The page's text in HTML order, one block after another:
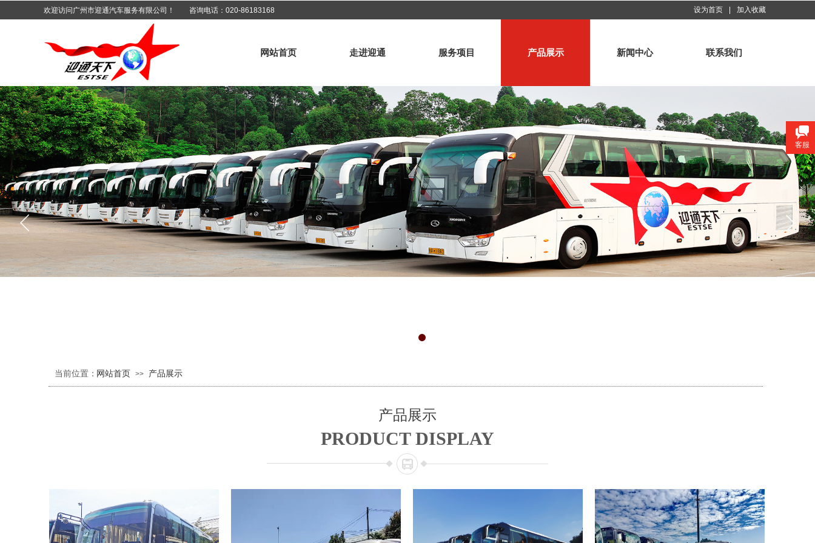
欢迎访问广州市迎通汽车服务有限公司！ 咨询电话： 020-86183168 设为首页 加入收藏
网站首页 走进迎通 服务项目 产品展示 新闻中心 联系我们
当前位置： 网站首页 >> 产品展示
产品展示
PRODUCT DISPLAY
客服